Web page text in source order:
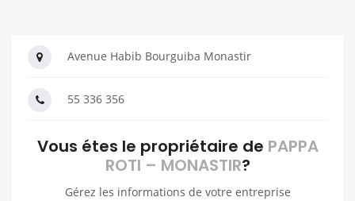
Avenue Habib Bourguiba Monastir
55 336 356
Vous étes le propriétaire de PAPPA
ROTI – MONASTIR?
Gérez les informations de votre entreprise